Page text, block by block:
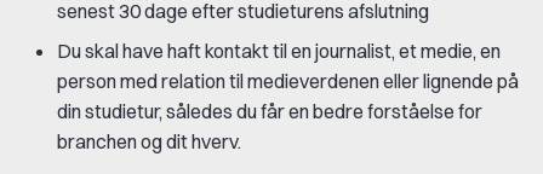
senest 30 dage efter studieturens afslutning
Du skal have haft kontakt til en journalist, et medie, en
person med relation til medieverdenen eller lignende på
din studietur, således du får en bedre forståelse for
branchen og dit hverv.